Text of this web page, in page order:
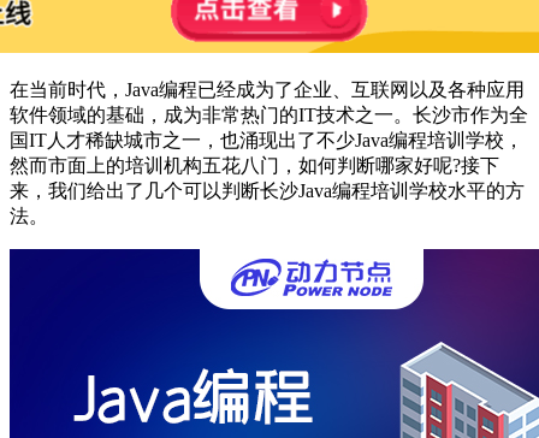
在当前时代，Java编程已经成为了企业、互联网以及各种应用
软件领域的基础，成为非常热门的IT技术之一。长沙市作为全
国IT人才稀缺城市之一，也涌现出了不少Java编程培训学校，
然而市面上的培训机构五花八门，如何判断哪家好呢?接下
来，我们给出了几个可以判断长沙Java编程培训学校水平的方
法。